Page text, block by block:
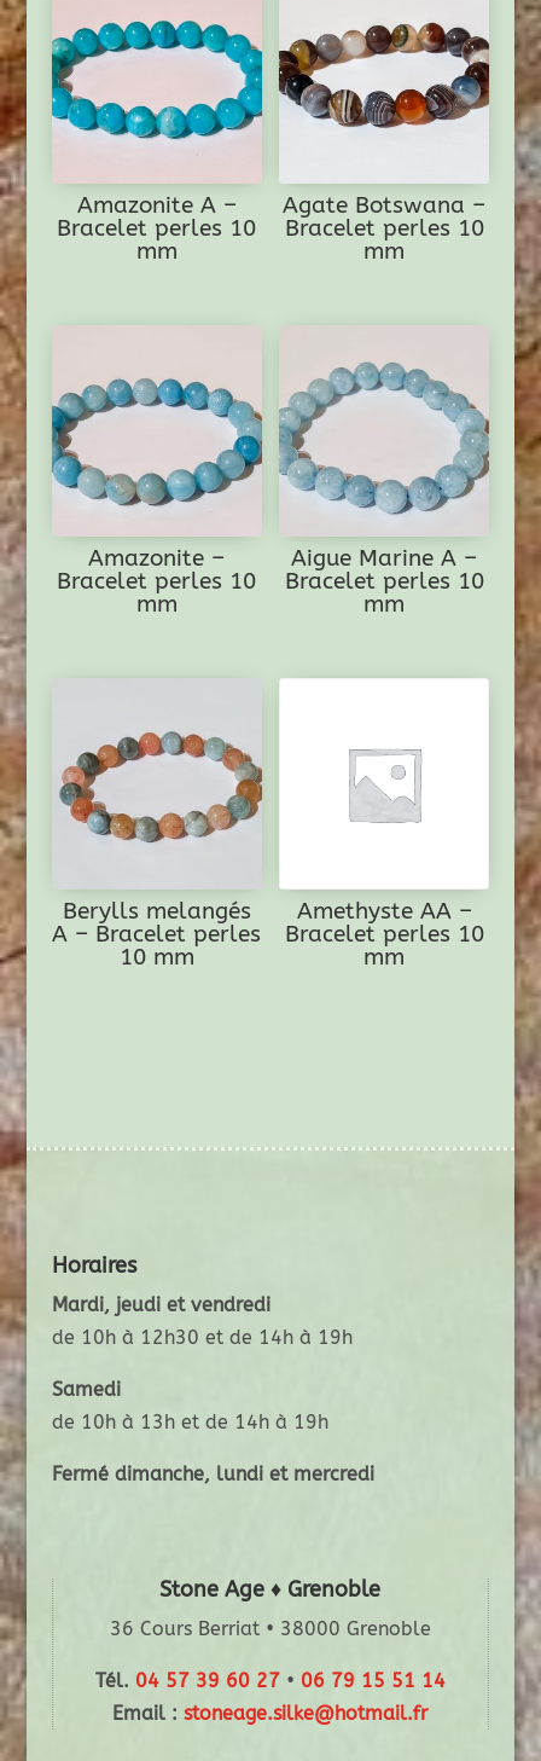
Amazonite A –
Bracelet perles 10
mm
Agate Botswana –
Bracelet perles 10
mm
Amazonite –
Bracelet perles 10
mm
Aigue Marine A –
Bracelet perles 10
mm
Berylls melangés
A – Bracelet perles
10 mm
Amethyste AA –
Bracelet perles 10
mm
Horaires
Mardi, jeudi et vendredi
de 10h à 12h30 et de 14h à 19h
Samedi
de 10h à 13h et de 14h à 19h
Fermé dimanche, lundi et mercredi
Stone Age ♦ Grenoble
36 Cours Berriat • 38000 Grenoble
Tél. 04 57 39 60 27• 06 79 15 51 14
Email : stoneage.silke@hotmail.fr